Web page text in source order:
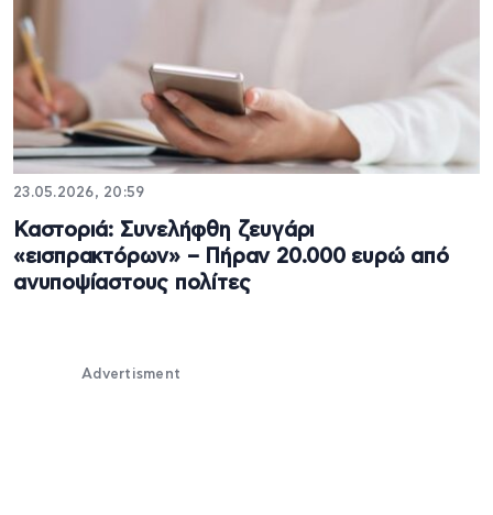
23.05.2026, 20:59
Καστοριά: Συνελήφθη ζευγάρι
«εισπρακτόρων» – Πήραν 20.000 ευρώ από
ανυποψίαστους πολίτες
Advertisment